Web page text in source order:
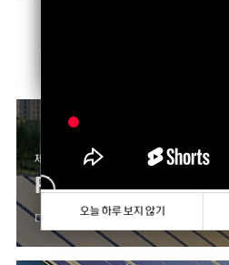
제품 판매 사업
PRODUCTS
다양한 모듈, 인버터 제품을 만나보세요.
오늘 하루 보지 않기